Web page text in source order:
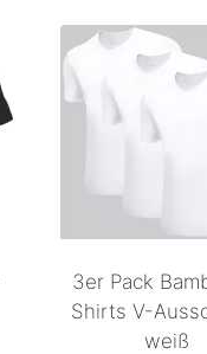
3er Pack
Shirts V-
weiß